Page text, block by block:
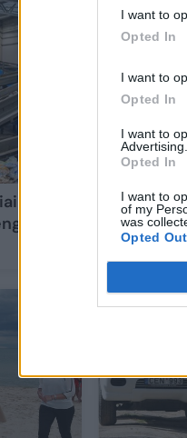
I want to
Opted In
I want to
Opted In
I want to
Advertising.
Opted In
I want to
of my
was
Opted Out
– ateities iššūkis,
jau dabar